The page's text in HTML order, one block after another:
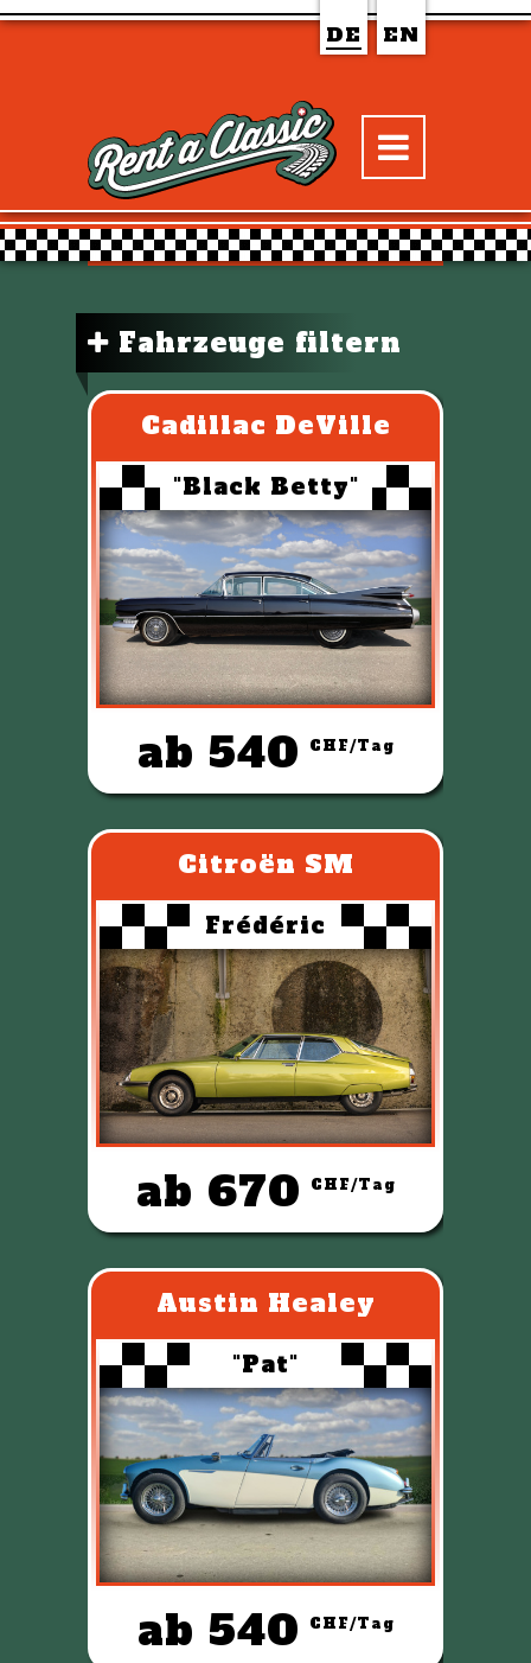
DE EN
Fahrzeuge filtern
Cadillac DeVille
"Black Betty"
ab 540 CHF/Tag
Citroën SM
Frédéric
ab 670 CHF/Tag
Austin Healey
"Pat"
ab 540 CHF/Tag